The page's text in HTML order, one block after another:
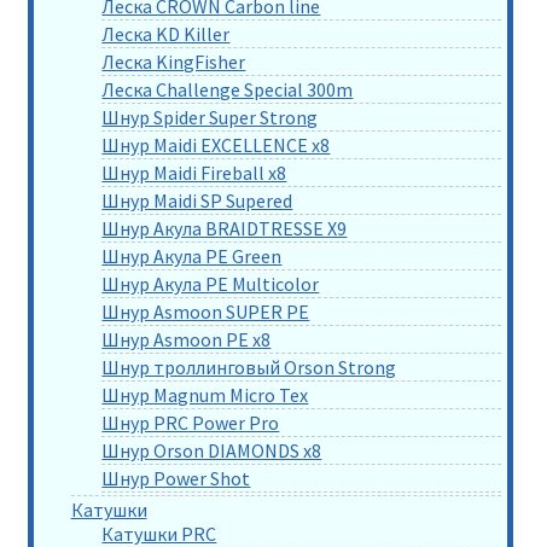
Леска CROWN Carbon line
Леска KD Killer
Леска KingFisher
Леска Challenge Special 300m
Шнур Spider Super Strong
Шнур Maidi EXCELLENCE x8
Шнур Maidi Fireball x8
Шнур Maidi SP Supered
Шнур Акула BRAIDTRESSE X9
Шнур Акула PE Green
Шнур Акула PE Multicolor
Шнур Asmoon SUPER PE
Шнур Asmoon PE x8
Шнур троллинговый Orson Strong
Шнур Magnum Micro Tex
Шнур PRC Power Pro
Шнур Orson DIAMONDS x8
Шнур Power Shot
Катушки
Катушки PRC